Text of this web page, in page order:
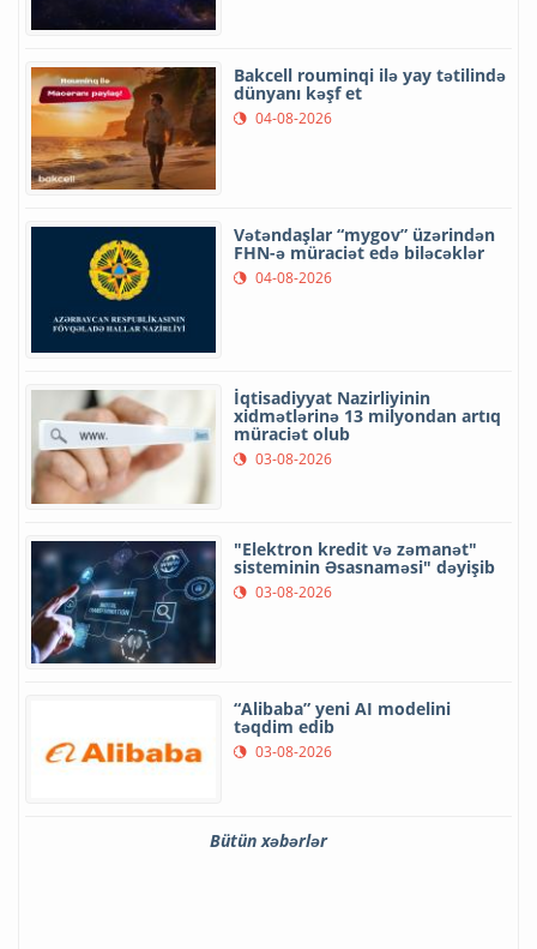
Bakcell rouminqi ilə yay tətilində
dünyanı kəşf et
04-08-2026
Vətəndaşlar “mygov” üzərindən
FHN-ə müraciət edə biləcəklər
04-08-2026
İqtisadiyyat Nazirliyinin
xidmətlərinə 13 milyondan artıq
müraciət olub
03-08-2026
"Elektron kredit və zəmanət"
sisteminin Əsasnaməsi" dəyişib
03-08-2026
“Alibaba” yeni AI modelini
təqdim edib
03-08-2026
Bütün xəbərlər